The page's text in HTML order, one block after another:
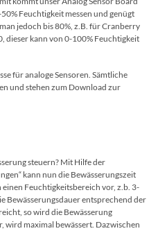
Feuchtigkeit messen und genügt
jedoch bis 80%, z.B. für Cranberry
dieser kann von 0-100% Feuchtigkeit
für analoge Sensoren. Sämtliche
und stehen zum Download zur
steuern? Mit Hilfe der
kann nun die Bewässerungszeit
einen Feuchtigkeitsbereich vor, z.b. 3-
Bewässerungsdauer entsprechend der
so wird die Bewässerung
wird maximal bewässert. Dazwischen